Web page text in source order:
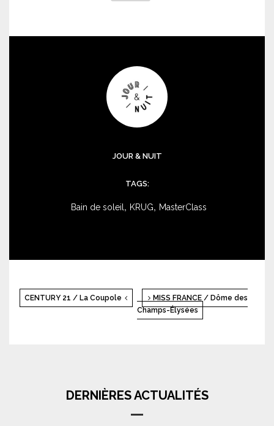
JOUR & NUIT
TAGS:
Bain de soleil, KRUG, MasterClass
CENTURY 21 / La Coupole
MISS FRANCE / Dôme des
Champs-Élysées
DERNIÈRES ACTUALITÉS